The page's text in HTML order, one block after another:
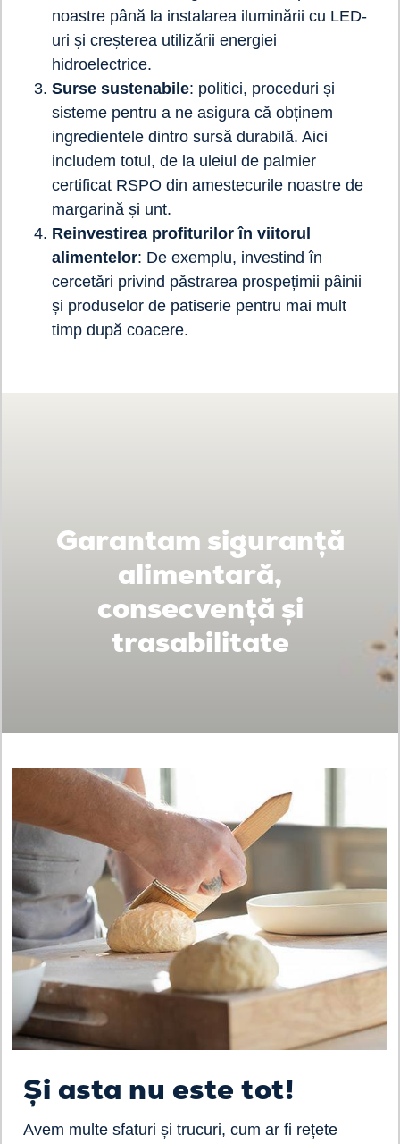
noastre până la instalarea iluminării cu LED-
uri și creșterea utilizării energiei
hidroelectrice.
Surse sustenabile: politici, proceduri și
sisteme pentru a ne asigura că obținem
ingredientele dintro sursă durabilă. Aici
includem totul, de la uleiul de palmier
certificat RSPO din amestecurile noastre de
margarină și unt.
Reinvestirea profiturilor în viitorul
alimentelor: De exemplu, investind în
cercetări privind păstrarea prospețimii pâinii
și produselor de patiserie pentru mai mult
timp după coacere.
Garantam siguranță
alimentară,
consecvență și
trasabilitate
Și asta nu este tot!
Avem multe sfaturi și trucuri, cum ar fi rețete